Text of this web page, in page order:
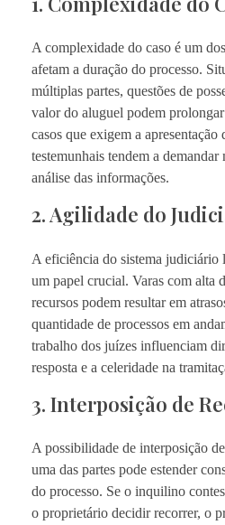
A complexidade do caso é um
afetam a duração do processo.
múltiplas partes, questões de
valor do aluguel podem
casos que exigem a
testemunhais tendem a
análise das informações.
2. Agilidade do
A eficiência do sistema judiciário
um papel crucial. Varas com alta
recursos podem resultar em
quantidade de processos em
trabalho dos juízes influenciam
resposta e a celeridade na
3. Interposição de
A possibilidade de interposição
uma das partes pode estender
do processo. Se o inquilino
o proprietário decidir recorrer, o